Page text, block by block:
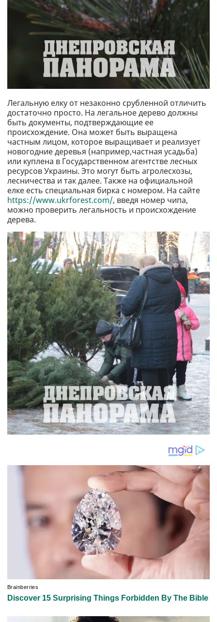
Легальную елку от незаконно срубленной отличить
достаточно просто. На легальное дерево должны
быть документы, подтверждающие ее
происхождение. Она может быть выращена
частным лицом, которое выращивает и реализует
новогодние деревья (например,частная усадьба)
или куплена в Государственном агентстве лесных
ресурсов Украины. Это могут быть агролесхозы,
лесничества и так далее. Также на официальной
елке есть специальная бирка с номером. На сайте
https://www.ukrforest.com/, введя номер чипа,
можно проверить легальность и происхождение
дерева.